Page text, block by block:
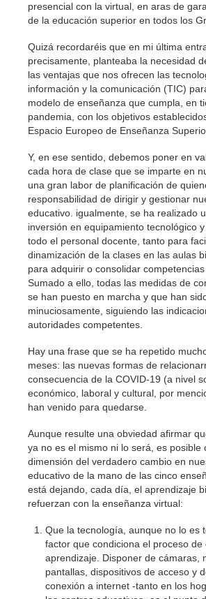
presencial con la virtual, en aras de
de la educación superior en todos los
Quizá recordaréis que en mi última
precisamente, planteaba la necesidad
las ventajas que nos ofrecen las
información y la comunicación (TIC)
modelo de enseñanza que cumpla, en
pandemia, con los objetivos
Espacio Europeo de Enseñanza
Y, en ese sentido, debemos poner en
cada hora de clase que se imparte en
una gran labor de planificación de
responsabilidad de dirigir y gestionar
educativo. igualmente, se ha realizado
inversión en equipamiento tecnológico
todo el personal docente, tanto para
dinamización de la clases en las aulas
para adquirir o consolidar competencias
Sumado a ello, todas las medidas de
se han puesto en marcha y que han
minuciosamente, siguiendo las
autoridades competentes.
Hay una frase que se ha repetido
meses: las nuevas formas de
consecuencia de la COVID-19 (a nivel
económico, laboral y cultural, por
han venido para quedarse.
Aunque resulte una obviedad afirmar
ya no es el mismo ni lo será, es posible
dimensión del verdadero cambio en
educativo de la mano de las cinco
está dejando, cada día, el aprendizaje
refuerzan con la enseñanza virtual:
Que la tecnología, aunque no lo es
factor que condiciona el proceso de
aprendizaje. Disponer de cámaras,
pantallas, dispositivos de acceso y
conexión a internet -tanto en los